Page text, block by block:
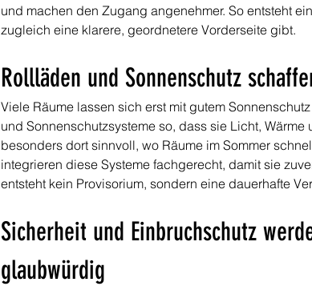
und machen den Zugang angenehmer. So entsteht
zugleich eine klarere, geordnetere Vorderseite gibt.
Rollläden und Sonnenschutz
Viele Räume lassen sich erst mit gutem
und Sonnenschutzsysteme so, dass sie Licht,
besonders dort sinnvoll, wo Räume im Sommer
integrieren diese Systeme fachgerecht, damit sie
entsteht kein Provisorium, sondern eine dauerhafte
Sicherheit und Einbruchschutz
glaubwürdig